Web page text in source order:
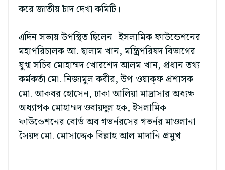
করে জাতীয় চাঁদ দেখা কমিটি।
এদিন সভায় উপস্থিত ছিলেন- ইসলামিক ফাউন্ডেশনের
মহাপরিচালক আ. ছালাম খান, মন্ত্রিপরিষদ বিভাগের
যুগ্ম সচিব মোহাম্মদ খোরশেদ আলম খান, প্রধান তথ্য
কর্মকর্তা মো. নিজামুল কবীর, উপ-ওয়াক্‌ফ প্রশাসক
মো. আকবর হোসেন, ঢাকা আলিয়া মাদ্রাসার অধ্যক্ষ
অধ্যাপক মোহাম্মদ ওবায়দুল হক, ইসলামিক
ফাউন্ডেশনের বোর্ড অব গভর্নরসের গভর্নর মাওলানা
সৈয়দ মো. মোসাদ্দেক বিল্লাহ আল মাদানি প্রমুখ।